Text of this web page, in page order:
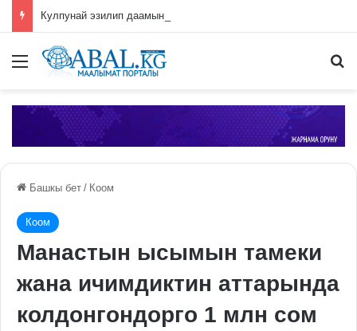
Меню
Башкы бет / Коом
Коом
Манастын ысымын тамеки
жана ичимдиктин аттарында
колдонгондорго 1 млн сом